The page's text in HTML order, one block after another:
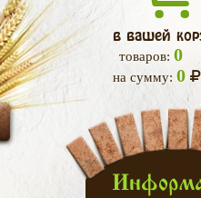
в вашей
товаров: 0
на сумму: 0